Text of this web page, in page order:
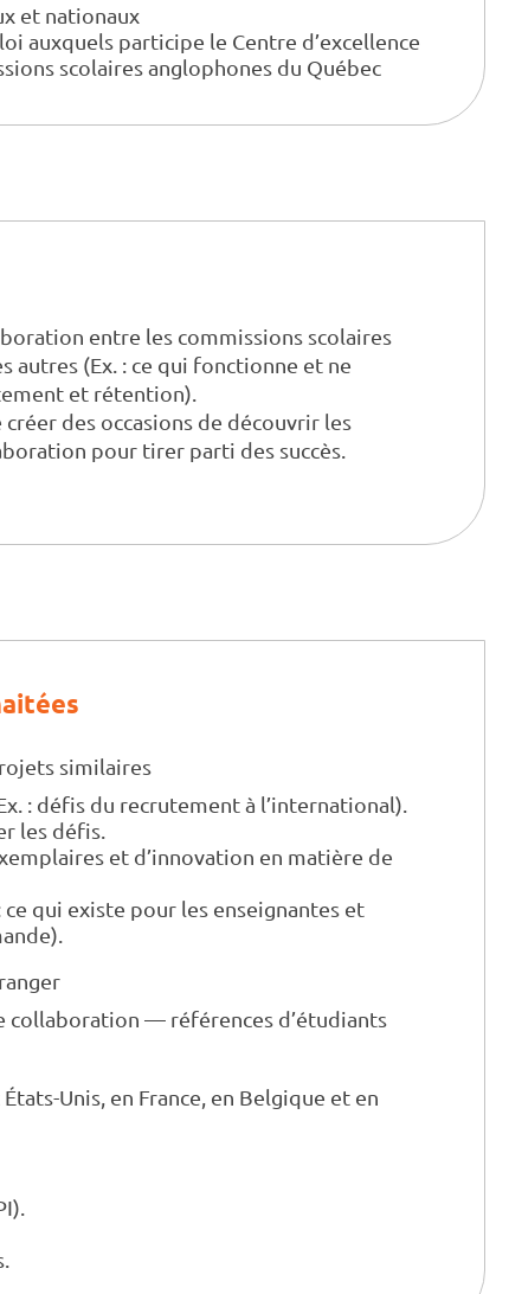
et nationaux
auxquels participe le Centre d’excellence
scolaires anglophones du Québec
entre les commissions scolaires
autres (Ex. : ce qui fonctionne et ne
et rétention).
des occasions de découvrir les
pour tirer parti des succès.
similaires
: défis du recrutement à l’international).
les défis.
et d’innovation en matière de
qui existe pour les enseignantes et
collaboration — références d’étudiants
Unis, en France, en Belgique et en